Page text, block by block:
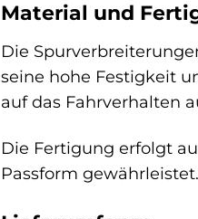
Material und
Die
seine hohe Festigkeit
auf das Fahrverhalten
Die Fertigung erfolgt
Passform